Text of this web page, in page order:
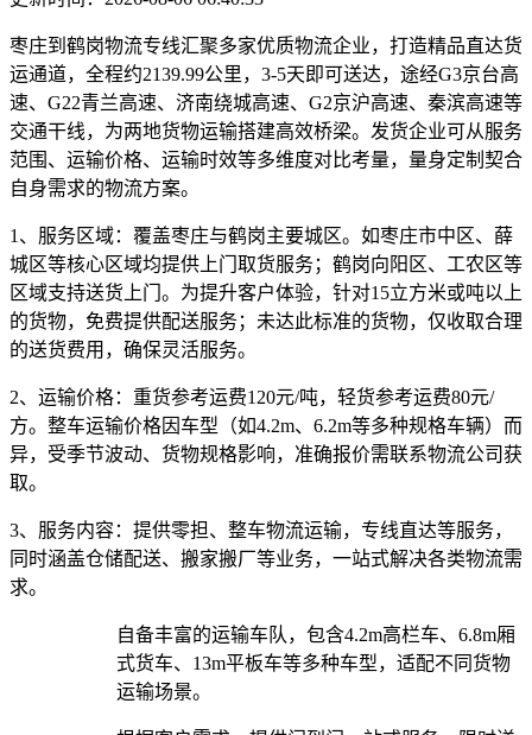
枣庄到鹤岗物流专线汇聚多家优质物流企业，打造精品直达货
运通道，全程约2139.99公里，3-5天即可送达，途经G3京台高
速、G22青兰高速、济南绕城高速、G2京沪高速、秦滨高速等
交通干线，为两地货物运输搭建高效桥梁。发货企业可从服务
范围、运输价格、运输时效等多维度对比考量，量身定制契合
自身需求的物流方案。
1、服务区域： 覆盖枣庄与鹤岗主要城区。如枣庄市中区、薛
城区等核心区域均提供上门取货服务；鹤岗向阳区、工农区等
区域支持送货上门。为提升客户体验，针对15立方米或吨以上
的货物，免费提供配送服务；未达此标准的货物，仅收取合理
的送货费用，确保灵活服务。
2、运输价格： 重货参考运费120元/吨，轻货参考运费80元/
方。整车运输价格因车型（如4.2m、6.2m等多种规格车辆）而
异，受季节波动、货物规格影响，准确报价需联系物流公司获
取。
3、服务内容： 提供零担、整车物流运输，专线直达等服务，
同时涵盖仓储配送、搬家搬厂等业务，一站式解决各类物流需
求。​
自备丰富的运输车队，包含4.2m高栏车、6.8m厢
式货车、13m平板车等多种车型，适配不同货物
运输场景。​